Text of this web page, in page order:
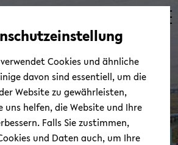
Automatische
vermeiden
zum
wechseln
zum
wechseln
zum
wechseln
Ter­mi­ne/Kol­lo­qui­um
Cookies und ähnliche
davon sind essentiell, um die
Website zu gewährleisten,
uns helfen, die Website und Ihre
Falls Sie zustimmen,
und Daten auch, um Ihre